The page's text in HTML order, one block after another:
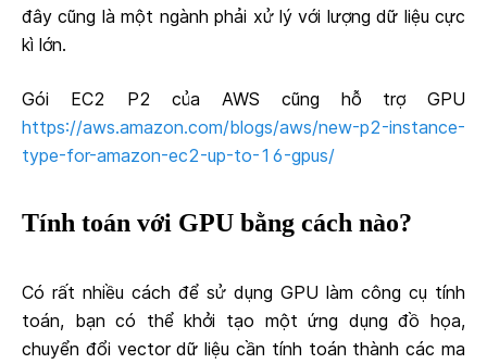
đây cũng là một ngành phải xử lý với lượng dữ liệu cực
kì lớn.
Gói EC2 P2 của AWS cũng hỗ trợ GPU
https://aws.amazon.com/blogs/aws/new-p2-instance-
type-for-amazon-ec2-up-to-16-gpus/
Tính toán với GPU bằng cách nào?
Có rất nhiều cách để sử dụng GPU làm công cụ tính
toán, bạn có thể khởi tạo một ứng dụng đồ họa,
chuyển đổi vector dữ liệu cần tính toán thành các ma